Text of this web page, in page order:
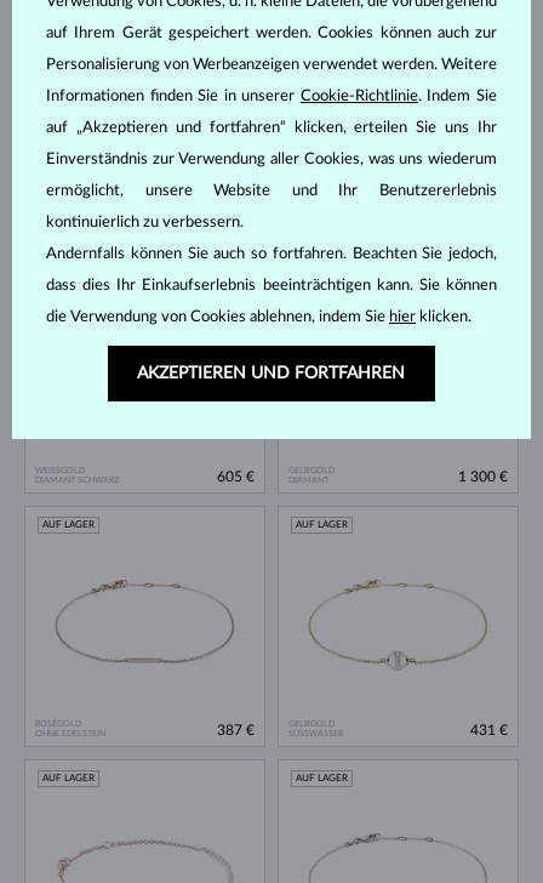
ROSÉGOLD
DIAMANT & DIAMANTEN
735 €
WEISSGOLD
DIAMANT SCHWARZ
605 €
GELBGOLD
DIAMANT
1 300 €
ROSÉGOLD
OHNE EDELSTEIN
AUF LAGER
387 €
GELBGOLD
SÜSSWASSER
AUF LAGER
431 €
AUF LAGER AUF LAGER
auf Ihrem Gerät gespeichert werden. Cookies können auch zur
Personalisierung von Werbeanzeigen verwendet werden. Weitere
Informationen finden Sie in unserer Cookie-Richtlinie. Indem Sie
auf „Akzeptieren und fortfahren“ klicken, erteilen Sie uns Ihr
Einverständnis zur Verwendung aller Cookies, was uns wiederum
ermöglicht, unsere Website und Ihr Benutzererlebnis
kontinuierlich zu verbessern.
Andernfalls können Sie auch so fortfahren. Beachten Sie jedoch,
dass dies Ihr Einkaufserlebnis beeinträchtigen kann. Sie können
die Verwendung von Cookies ablehnen, indem Sie hier klicken.
AKZEPTIEREN UND FORTFAHREN